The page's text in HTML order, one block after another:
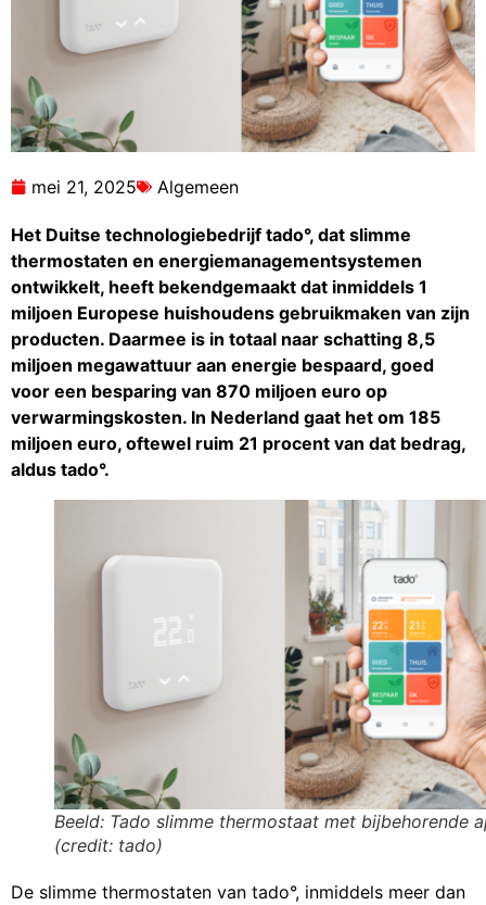
mei 21, 2025 Algemeen
Het Duitse technologiebedrijf tado°, dat slimme
thermostaten en energiemanagementsystemen
ontwikkelt, heeft bekendgemaakt dat inmiddels 1
miljoen Europese huishoudens gebruikmaken van zijn
producten. Daarmee is in totaal naar schatting 8,5
miljoen megawattuur aan energie bespaard, goed
voor een besparing van 870 miljoen euro op
verwarmingskosten. In Nederland gaat het om 185
miljoen euro, oftewel ruim 21 procent van dat bedrag,
aldus tado°.
Beeld: Tado slimme thermostaat met bijbehorende
(credit: tado)
De slimme thermostaten van tado°, inmiddels meer dan